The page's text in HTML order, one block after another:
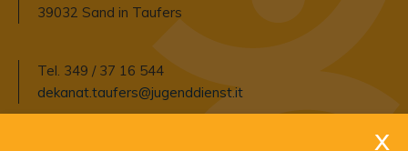
39032 Sand in Taufers
Tel. 349 / 37 16 544
dekanat.taufers@jugenddienst.it